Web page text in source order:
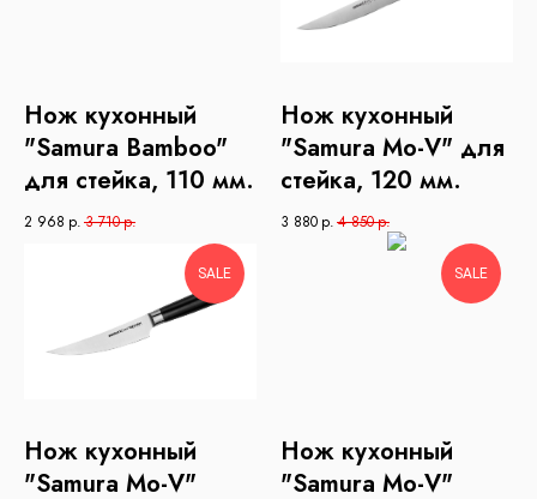
Нож кухонный
"Samura Bamboo"
для стейка, 110 мм.
2 968 р. 3 710р.
Нож кухонный
"Samura Mo-V" для
стейка, 120 мм.
3 880 р. 4 850р.
SALE
Нож кухонный
"Samura Mo-V"
SALE
Нож кухонный
"Samura Mo-V"